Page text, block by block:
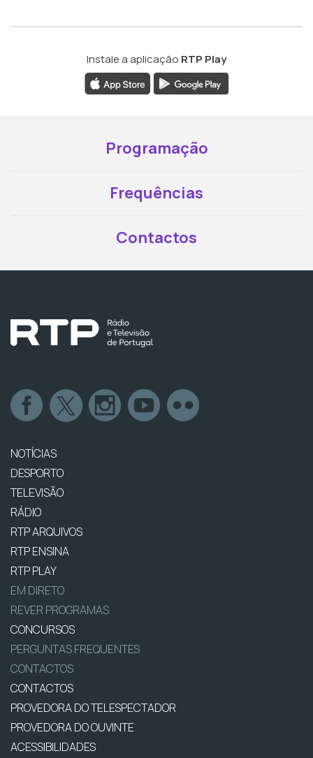
Instale a aplicação RTP Play
Programação
Frequências
Contactos
NOTÍCIAS
DESPORTO
TELEVISÃO
RÁDIO
RTP ARQUIVOS
RTP ENSINA
RTP PLAY
EM DIRETO
REVER PROGRAMAS
CONCURSOS
PERGUNTAS FREQUENTES
CONTACTOS
CONTACTOS
PROVEDORA DO TELESPECTADOR
PROVEDORA DO OUVINTE
ACESSIBILIDADES